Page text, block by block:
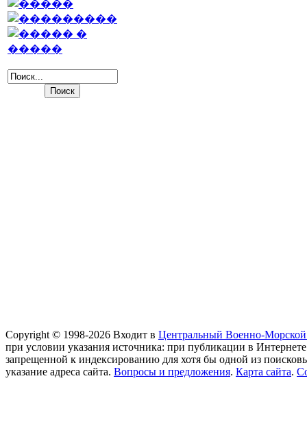
Copyright © 1998-2026 Входит в Центральный Военно-
при условии указания источника: при публикации в
запрещенной к индексированию для хотя бы одной из
указание адреса сайта. Вопросы и предложения. Карта сайта.